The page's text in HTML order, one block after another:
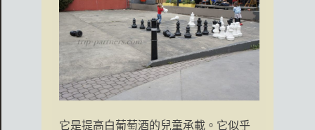
它是提高白葡萄酒的兒童承載。它似乎